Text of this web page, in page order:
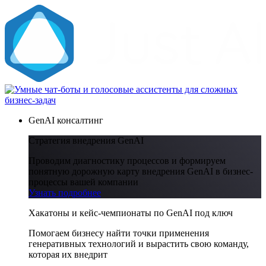
GenAI консалтинг
Стратегия внедрения GenAI
Проводим диагностику процессов и формируем
понятную дорожную карту внедрения GenAI в бизнес-
процессы вашей компании
Узнать подробнее
Хакатоны и кейс-чемпионаты по GenAI под ключ
Помогаем бизнесу найти точки применения
генеративных технологий и вырастить свою команду,
которая их внедрит